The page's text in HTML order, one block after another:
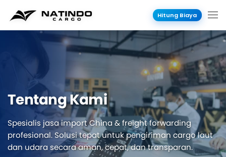
Hitung Biaya
Tentang Kami
Spesialis jasa import China & freight forwarding
profesional. Solusi tepat untuk pengiriman cargo laut
dan udara secara aman, cepat, dan transparan.